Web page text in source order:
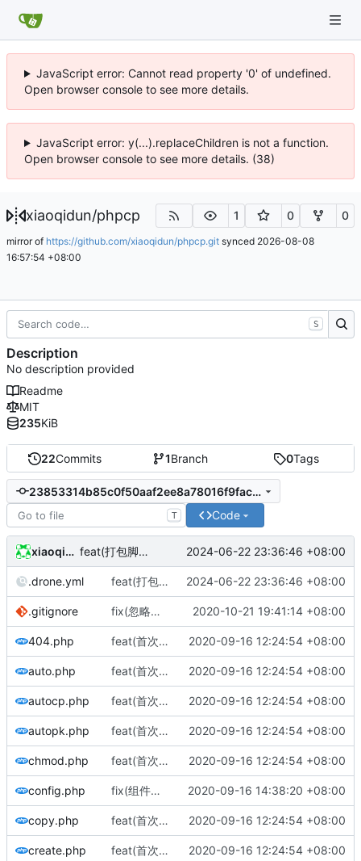
JavaScript error: Cannot read property '0' of undefined.
Open browser console to see more details.
JavaScript error: y(...).replaceChildren is not a function.
Open browser console to see more details. (38)
xiaoqidun/phpcp 1 0 0
mirror of https://github.com/xiaoqidun/phpcp.git synced 2026-08-08
16:57:54 +08:00
22Commits 1Branch 0Tags
23853314b85c0f50aaf2ee8a78016f9fac4bf5db
T Code
xiaoqidun feat(打包脚本): 更新打包脚本 2024-06-22 23:36:46 +08:00
.drone.yml feat(打包脚本): 更新打包脚本 2024-06-22 23:36:46 +08:00
.gitignore fix(忽略文件): 更新忽略文件 2020-10-21 19:41:14 +08:00
404.php feat(首次发布): 添加项目文件 2020-09-16 12:24:54 +08:00
auto.php feat(首次发布): 添加项目文件 2020-09-16 12:24:54 +08:00
autocp.php feat(首次发布): 添加项目文件 2020-09-16 12:24:54 +08:00
autopk.php feat(首次发布): 添加项目文件 2020-09-16 12:24:54 +08:00
chmod.php feat(首次发布): 添加项目文件 2020-09-16 12:24:54 +08:00
config.php fix(组件地址): 修正组件地址说明 2020-09-16 14:38:20 +08:00
copy.php feat(首次发布): 添加项目文件 2020-09-16 12:24:54 +08:00
create.php feat(首次发布): 添加项目文件 2020-09-16 12:24:54 +08:00
S
Description
No description provided
Readme
MIT
235KiB